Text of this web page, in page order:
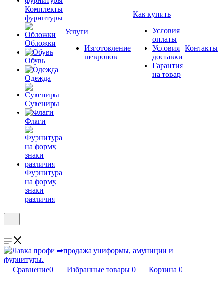
Комплекты
фурнитуры
Обложки
Обувь
Одежда
Сувениры
Флаги
Фурнитура
на форму,
знаки
различия
Услуги
Изготовление
шевронов
Как купить
Условия
оплаты
Условия
доставки
Гарантия
на товар
Контакты
Сравнение0 Избранные товары 0 Корзина 0